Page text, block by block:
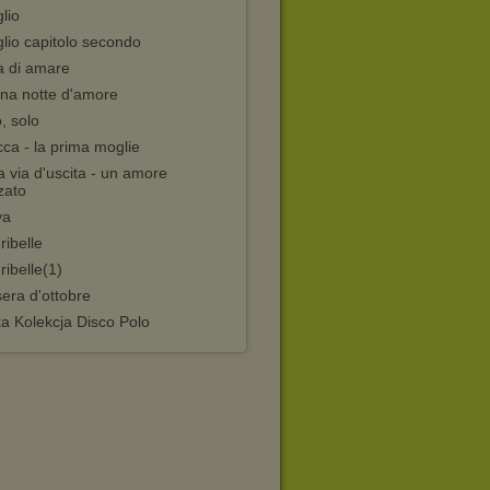
capitolo secondo
di amare
notte d'amore
solo
- la prima moglie
via d'uscita - un amore
d'ottobre
Kolekcja Disco Polo